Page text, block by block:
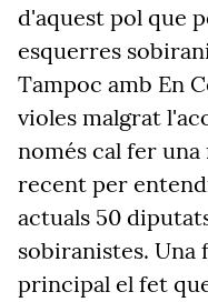
d'aquest pol que
esquerres
Tampoc amb En
violes malgrat
només cal fer una
recent per
actuals 50
sobiranistes. Una
principal el fet